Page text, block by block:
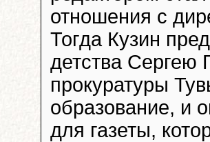
отношения с
Тогда Кузин
детства Сергею
прокуратуры
образование, и
для газеты,